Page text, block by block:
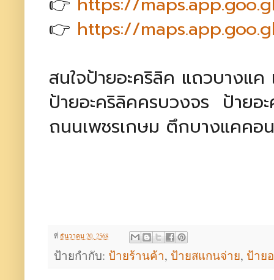
👉 https://
สนใจป้ายอะคริลิค แถวบางแ
ป้ายอะคริลิคครบวงจร ป้ายอ
ถนนเพชรเกษม ตึกบางแคคอ
ที่ ธันวาคม 20, 2568
ป้ายกำกับ: ป้ายร้านค้า, ป้ายสแกนจ่าย, ป้าย